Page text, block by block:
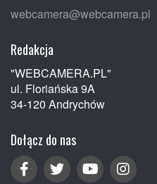
webcamera@webcamera.pl
Redakcja
"WEBCAMERA.PL"
ul. Floriańska 9A
34-120 Andrychów
Dołącz do nas